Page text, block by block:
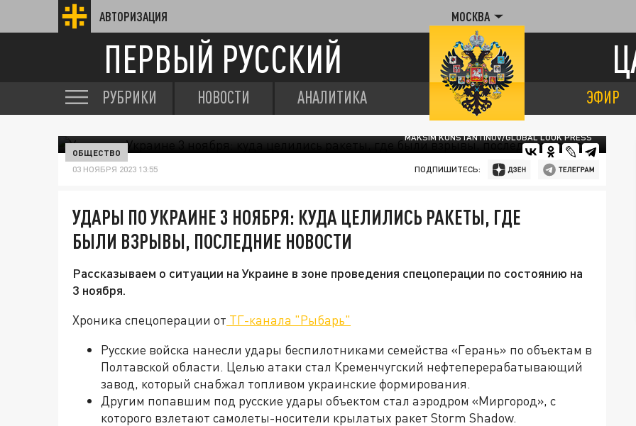
АВТОРИЗАЦИЯ МОСКВА
ПЕРВЫЙ РУССКИЙ
РУБРИКИ НОВОСТИ АНАЛИТИКА ЭФИР
MAKSIM KONSTANTINOV/GLOBAL LOOK PRESS
ОБЩЕСТВО
03 НОЯБРЯ 2023 13:55 ПОДПИШИТЕСЬ:
УДАРЫ ПО УКРАИНЕ 3 НОЯБРЯ: КУДА ЦЕЛИЛИСЬ РАКЕТЫ, ГДЕ
БЫЛИ ВЗРЫВЫ, ПОСЛЕДНИЕ НОВОСТИ
Рассказываем о ситуации на Украине в зоне проведения спецоперации по состоянию на
3 ноября.
Хроника спецоперации от ТГ-канала "Рыбарь"
Русские войска нанесли удары беспилотниками семейства «Герань» по объектам в
Полтавской области. Целью атаки стал Кременчугский нефтеперерабатывающий
завод, который снабжал топливом украинские формирования.
Другим попавшим под русские удары объектом стал аэродром «Миргород», с
которого взлетают самолеты-носители крылатых ракет Storm Shadow.